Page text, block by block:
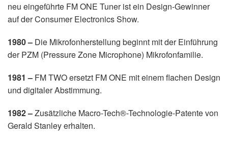
neu eingeführte FM ONE Tuner ist ein Design-Gewinner
auf der Consumer Electronics Show.
1980 – Die Mikrofonherstellung beginnt mit der Einführung
der PZM (Pressure Zone Microphone) Mikrofonfamilie.
1981 – FM TWO ersetzt FM ONE mit einem flachen Design
und digitaler Abstimmung.
1982 –Zusätzliche Macro-Tech®-Technologie-Patente von
Gerald Stanley erhalten.